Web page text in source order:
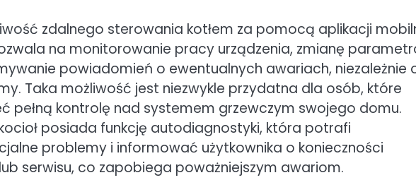
zdalnego sterowania kotłem za pomocą aplikacji
na monitorowanie pracy urządzenia, zmianę
powiadomień o ewentualnych awariach, niezależnie
Taka możliwość jest niezwykle przydatna dla osób, które
pełną kontrolę nad systemem grzewczym swojego domu.
posiada funkcję autodiagnostyki, która potrafi
problemy i informować użytkownika o konieczności
serwisu, co zapobiega poważniejszym awariom.